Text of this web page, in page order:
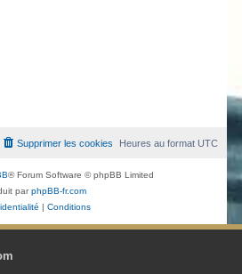
Heures au formatUTC
Supprimer les cookies
® Forum Software © phpBB Limited
parphpBB-fr.com
| Conditions